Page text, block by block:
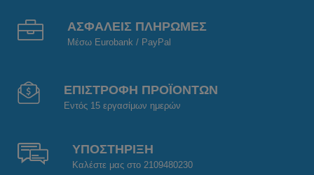
ΑΣΦΑΛΕΙΣ ΠΛΗΡΩΜΕΣ
Μέσω Eurobank / PayPal
ΕΠΙΣΤΡΟΦΗ ΠΡΟΪΟΝΤΩΝ
Εντός 15 εργασίμων ημερών
ΥΠΟΣΤΗΡΙΞΗ
Καλέστε μας στο 2109480230